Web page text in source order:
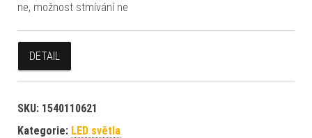
ne, možnost stmívání ne
DETAIL
SKU: 1540110621
Kategorie: LED světla